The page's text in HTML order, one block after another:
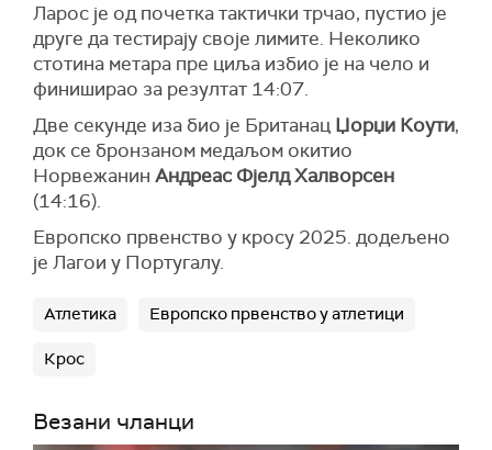
Ларос је од почетка тактички трчао, пустио је
друге да тестирају своје лимите. Неколико
стотина метара пре циља избио је на чело и
финиширао за резултат 14:07.
Две секунде иза био је Британац Џорџи Коути,
док се бронзаном медаљом окитио
Норвежанин Андреас Фјелд Халворсен
(14:16).
Европско првенство у кросу 2025. додељено
је Лагои у Португалу.
Атлетика Европско првенство у атлетици
Крос
Везани чланци